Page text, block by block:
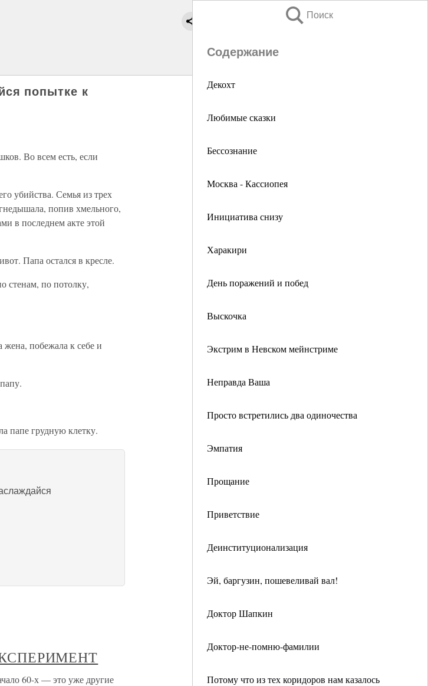
Поиск
Содержание
Декохт
Любимые сказки
Бессознание
Москва - Кассиопея
Инициатива снизу
Харакири
День поражений и побед
Выскочка
Экстрим в Невском мейнстриме
Неправда Ваша
Просто встретились два одиночества
Эмпатия
Прощание
Приветствие
Деинституционализация
Эй, баргузин, пошевеливай вал!
Доктор Шапкин
Доктор-не-помню-фамилии
Потому что из тех коридоров нам казалось
попытке к
Во всем есть, если
убийства. Семья из трех
попив хмельного,
в последнем акте этой
Папа остался в кресле.
стенам, по потолку,
жена, побежала к себе и
папе грудную клетку.
60-х — это уже другие